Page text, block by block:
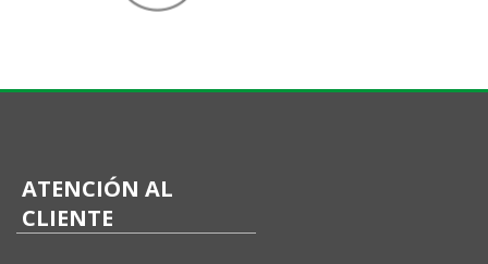
ATENCIÓN AL
CLIENTE